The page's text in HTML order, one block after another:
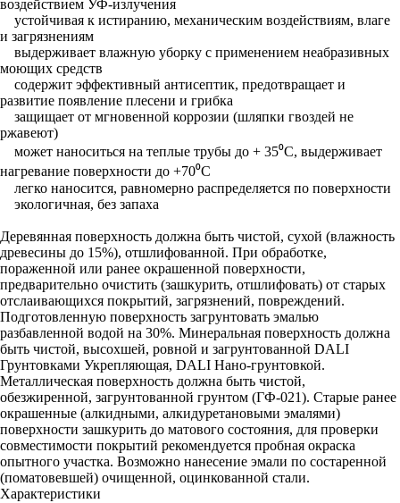
воздействием УФ-излучения
устойчивая к истиранию, механическим воздействиям, влаге
и загрязнениям
выдерживает влажную уборку с применением неабразивных
моющих средств
содержит эффективный антисептик, предотвращает и
развитие появление плесени и грибка
защищает от мгновенной коррозии (шляпки гвоздей не
ржавеют)
может наноситься на теплые трубы до + 35⁰С, выдерживает
нагревание поверхности до +70⁰С
легко наносится, равномерно распределяется по поверхности
экологичная, без запаха
Деревянная поверхность должна быть чистой, сухой (влажность
древесины до 15%), отшлифованной. При обработке,
пораженной или ранее окрашенной поверхности,
предварительно очистить (зашкурить, отшлифовать) от старых
отслаивающихся покрытий, загрязнений, повреждений.
Подготовленную поверхность загрунтовать эмалью
разбавленной водой на 30%. Минеральная поверхность должна
быть чистой, высохшей, ровной и загрунтованной DALI
Грунтовками Укрепляющая, DALI Нано-грунтовкой.
Металлическая поверхность должна быть чистой,
обезжиренной, загрунтованной грунтом (ГФ-021). Старые ранее
окрашенные (алкидными, алкидуретановыми эмалями)
поверхности зашкурить до матового состояния, для проверки
совместимости покрытий рекомендуется пробная окраска
опытного участка. Возможно нанесение эмали по состаренной
(поматовевшей) очищенной, оцинкованной стали.
Характеристики